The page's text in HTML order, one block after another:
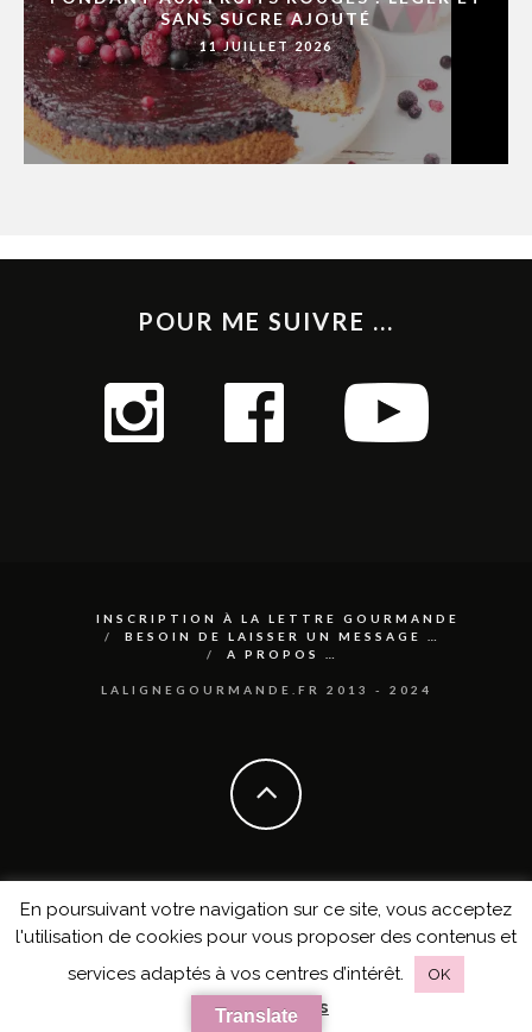
SANS SUCRE AJOUTÉ
11 JUILLET 2026
POUR ME SUIVRE ...
INSCRIPTION À LA LETTRE GOURMANDE
BESOIN DE LAISSER UN MESSAGE …
A PROPOS …
LALIGNEGOURMANDE.FR 2013 - 2024
En poursuivant votre navigation sur ce site, vous acceptez
l'utilisation de cookies pour vous proposer des contenus et
services adaptés à vos centres d’intérêt.
OK
en savoir plus
Translate